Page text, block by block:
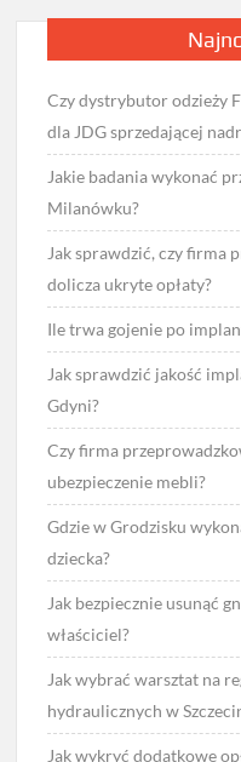
Czy dystrybutor odzieży
dla JDG sprzedającej
Jakie badania wykonać
Milanówku?
Jak sprawdzić, czy firma
dolicza ukryte opłaty?
Ile trwa gojenie po
Jak sprawdzić jakość
Gdyni?
Czy firma
ubezpieczenie mebli?
Gdzie w Grodzisku
dziecka?
Jak bezpiecznie usunąć
właściciel?
Jak wybrać warsztat na
hydraulicznych w
Jak wykryć dodatkowe